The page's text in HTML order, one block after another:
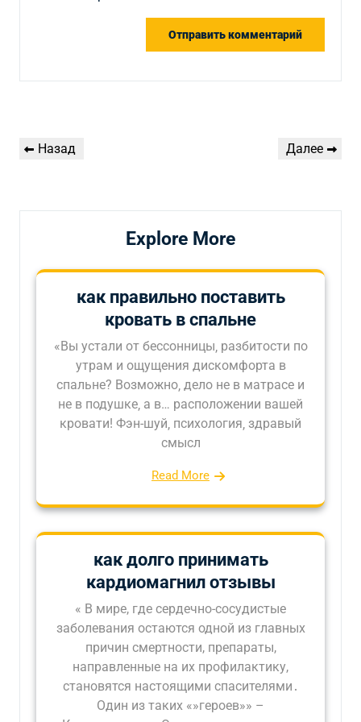
по
Предыдущая
Назад
Следующая
Далее
Explore More
как правильно поставить
кровать в спальне
«Вы устали от бессонницы‚ разбитости по
утрам и ощущения дискомфорта в
спальне? Возможно‚ дело не в матрасе и
не в подушке‚ а в… расположении вашей
кровати! Фэн-шуй‚ психология‚ здравый
смысл
Read More
как долго принимать
кардиомагнил отзывы
« В мире, где сердечно-сосудистые
заболевания остаются одной из главных
причин смертности, препараты,
направленные на их профилактику,
становятся настоящими спасителями․
Один из таких «»героев»» –